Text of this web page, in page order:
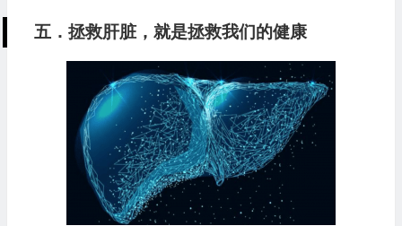
五．拯救肝脏，就是拯救我们的健康